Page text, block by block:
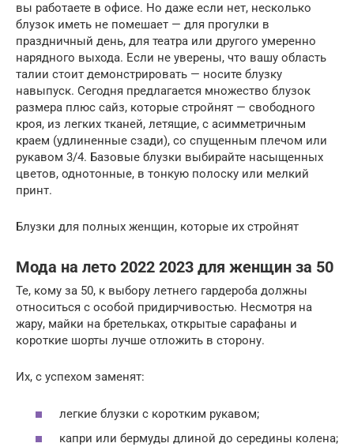
вы работаете в офисе. Но даже если нет, несколько
блузок иметь не помешает — для прогулки в
праздничный день, для театра или другого умеренно
нарядного выхода. Если не уверены, что вашу область
талии стоит демонстрировать — носите блузку
навыпуск. Сегодня предлагается множество блузок
размера плюс сайз, которые стройнят — свободного
кроя, из легких тканей, летящие, с асимметричным
краем (удлиненные сзади), со спущенным плечом или
рукавом 3/4. Базовые блузки выбирайте насыщенных
цветов, однотонные, в тонкую полоску или мелкий
принт.
Блузки для полных женщин, которые их стройнят
Мода на лето 2022 2023 для женщин за 50
Те, кому за 50, к выбору летнего гардероба должны
относиться с особой придирчивостью. Несмотря на
жару, майки на бретельках, открытые сарафаны и
короткие шорты лучше отложить в сторону.
Их, с успехом заменят:
легкие блузки с коротким рукавом;
капри или бермуды длиной до середины колена;